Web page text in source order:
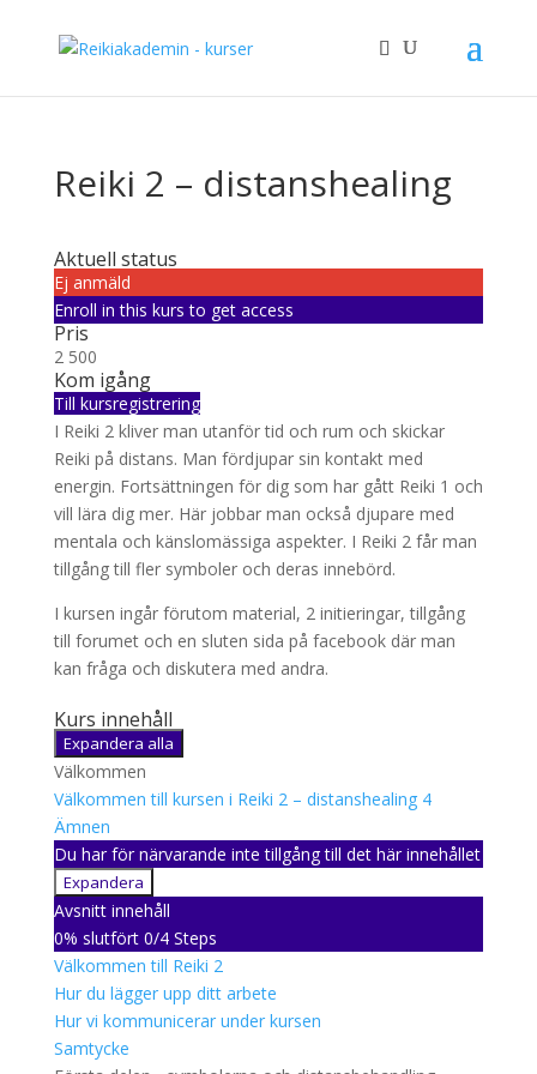
Reiki 2 – distanshealing
Aktuell status
Ej anmäld
Enroll in this kurs to get access
Pris
2 500
Kom igång
Till kursregistrering
I Reiki 2 kliver man utanför tid och rum och skickar
Reiki på distans. Man fördjupar sin kontakt med
energin. Fortsättningen för dig som har gått Reiki 1 och
vill lära dig mer. Här jobbar man också djupare med
mentala och känslomässiga aspekter. I Reiki 2 får man
tillgång till fler symboler och deras innebörd.
I kursen ingår förutom material, 2 initieringar, tillgång
till forumet och en sluten sida på facebook där man
kan fråga och diskutera med andra.
Kurs innehåll
Expandera alla
Avsnitt
Välkommen
Välkommen till kursen i Reiki 2 – distanshealing 4
Ämnen
Du har för närvarande inte tillgång till det här innehållet
Expandera
Välkommen
till
kursen
i
Reiki
2
–
distanshealing
Avsnitt innehåll
0% slutfört 0/4 Steps
Välkommen till Reiki 2
Hur du lägger upp ditt arbete
Hur vi kommunicerar under kursen
Samtycke